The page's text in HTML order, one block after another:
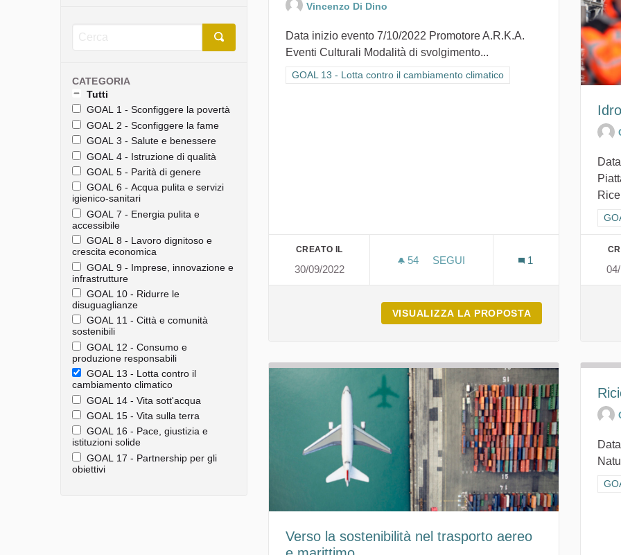
CATEGORIA
Tutti
GOAL 1 - Sconfiggere la povertà
GOAL 2 - Sconfiggere la fame
GOAL 3 - Salute e benessere
GOAL 4 - Istruzione di qualità
GOAL 5 - Parità di genere
GOAL 6 - Acqua pulita e servizi
igienico-sanitari
GOAL 7 - Energia pulita e
accessibile
GOAL 8 - Lavoro dignitoso e
crescita economica
GOAL 9 - Imprese, innovazione e
infrastrutture
GOAL 10 - Ridurre le
disuguaglianze
GOAL 11 - Città e comunità
sostenibili
GOAL 12 - Consumo e
produzione responsabili
GOAL 13 - Lotta contro il
cambiamento climatico
GOAL 14 - Vita sott'acqua
GOAL 15 - Vita sulla terra
GOAL 16 - Pace, giustizia e
istituzioni solide
GOAL 17 - Partnership per gli
obiettivi
Vincenzo Di Dino
Data inizio evento 7/10/2022 Promotore A.R.K.A.
Eventi Culturali Modalità di svolgimento...
Filtra i risultati per categoria: GOAL 13 - Lotta contro il cambiamento
GOAL 13 - Lotta contro il cambiamento climatico
CREATO IL
30/09/2022
54 54 SOSTENITORI
SEGUI
17° FESTIVAL LETTERARIO &
1
VISUALIZZA LA PROPOSTA 17° FESTIVAL
Verso la sostenibilità nel trasporto aereo